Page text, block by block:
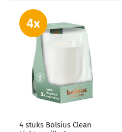
4 stuks Bolsius Clean